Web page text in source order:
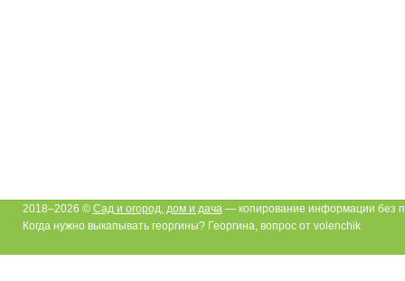
2018–2026 © Сад и огород, дом и дача— копирование информации без
Когда нужно выкапывать георгины? Георгина, вопрос от volenchik